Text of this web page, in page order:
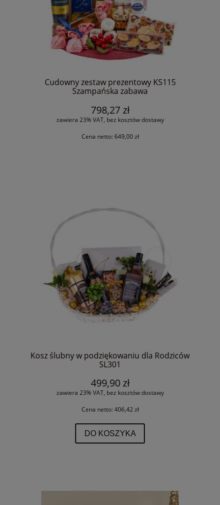
Cudowny zestaw prezentowy KS115
Szampańska zabawa
798,27 zł
zawiera 23% VAT, bez kosztów dostawy
Cena netto: 649,00 zł
Kosz ślubny w podziękowaniu dla Rodziców
SL301
499,90 zł
zawiera 23% VAT, bez kosztów dostawy
Cena netto: 406,42 zł
DO KOSZYKA